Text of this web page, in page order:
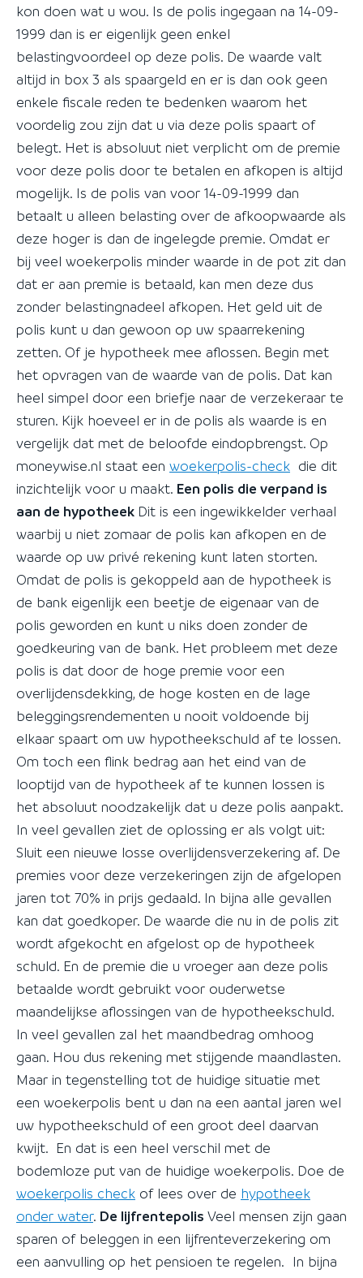
kon doen wat u wou. Is de polis ingegaan na 14-09-
1999 dan is er eigenlijk geen enkel
belastingvoordeel op deze polis. De waarde valt
altijd in box 3 als spaargeld en er is dan ook geen
enkele fiscale reden te bedenken waarom het
voordelig zou zijn dat u via deze polis spaart of
belegt. Het is absoluut niet verplicht om de premie
voor deze polis door te betalen en afkopen is altijd
mogelijk. Is de polis van voor 14-09-1999 dan
betaalt u alleen belasting over de afkoopwaarde als
deze hoger is dan de ingelegde premie. Omdat er
bij veel woekerpolis minder waarde in de pot zit dan
dat er aan premie is betaald, kan men deze dus
zonder belastingnadeel afkopen. Het geld uit de
polis kunt u dan gewoon op uw spaarrekening
zetten. Of je hypotheek mee aflossen. Begin met
het opvragen van de waarde van de polis. Dat kan
heel simpel door een briefje naar de verzekeraar te
sturen. Kijk hoeveel er in de polis als waarde is en
vergelijk dat met de beloofde eindopbrengst. Op
moneywise.nl staat een woekerpolis-check die dit
inzichtelijk voor u maakt. Een polis die verpand is
aan de hypotheek Dit is een ingewikkelder verhaal
waarbij u niet zomaar de polis kan afkopen en de
waarde op uw privé rekening kunt laten storten.
Omdat de polis is gekoppeld aan de hypotheek is
de bank eigenlijk een beetje de eigenaar van de
polis geworden en kunt u niks doen zonder de
goedkeuring van de bank. Het probleem met deze
polis is dat door de hoge premie voor een
overlijdensdekking, de hoge kosten en de lage
beleggingsrendementen u nooit voldoende bij
elkaar spaart om uw hypotheekschuld af te lossen.
Om toch een flink bedrag aan het eind van de
looptijd van de hypotheek af te kunnen lossen is
het absoluut noodzakelijk dat u deze polis aanpakt.
In veel gevallen ziet de oplossing er als volgt uit:
Sluit een nieuwe losse overlijdensverzekering af. De
premies voor deze verzekeringen zijn de afgelopen
jaren tot 70% in prijs gedaald. In bijna alle gevallen
kan dat goedkoper. De waarde die nu in de polis zit
wordt afgekocht en afgelost op de hypotheek
schuld. En de premie die u vroeger aan deze polis
betaalde wordt gebruikt voor ouderwetse
maandelijkse aflossingen van de hypotheekschuld.
In veel gevallen zal het maandbedrag omhoog
gaan. Hou dus rekening met stijgende maandlasten.
Maar in tegenstelling tot de huidige situatie met
een woekerpolis bent u dan na een aantal jaren wel
uw hypotheekschuld of een groot deel daarvan
kwijt. En dat is een heel verschil met de
bodemloze put van de huidige woekerpolis. Doe de
woekerpolis check of lees over de hypotheek
onder water. De lijfrentepolis Veel mensen zijn gaan
sparen of beleggen in een lijfrenteverzekering om
een aanvulling op het pensioen te regelen. In bijna